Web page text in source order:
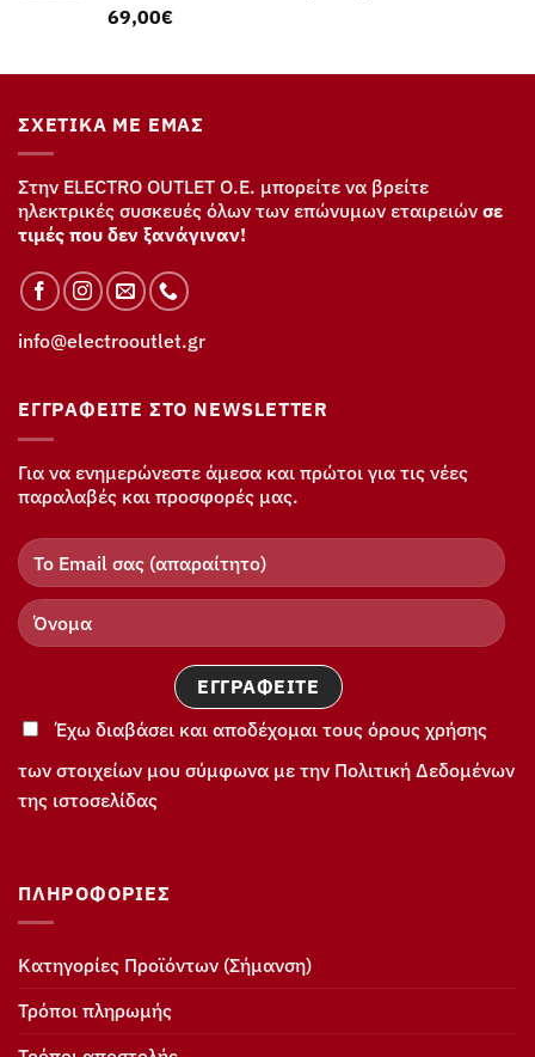
69,00€
ΣΧΕΤΙΚΆ ΜΕ ΕΜΆΣ
Στην ELECTRO OUTLET Ο.Ε. μπορείτε να βρείτε
ηλεκτρικές συσκευές όλων των επώνυμων εταιρειών σε
τιμές που δεν ξανάγιναν!
info@electrooutlet.gr
ΕΓΓΡΑΦΕΊΤΕ ΣΤΟ NEWSLETTER
Για να ενημερώνεστε άμεσα και πρώτοι για τις νέες
παραλαβές και προσφορές μας.
Έχω διαβάσει και αποδέχομαι τους όρους χρήσης
των στοιχείων μου σύμφωνα με την Πολιτική Δεδομένων
της ιστοσελίδας
ΠΛΗΡΟΦΟΡΊΕΣ
Κατηγορίες Προϊόντων (Σήμανση)
Τρόποι πληρωμής